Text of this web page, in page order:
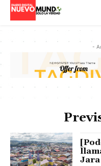
-
Jara